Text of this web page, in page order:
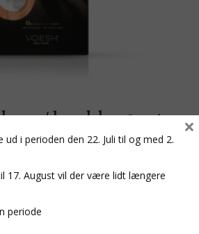
/ handsker 1 sæt
ud i perioden den 22. Juli til og med 2.
17. August vil der være lidt længere
periode
×